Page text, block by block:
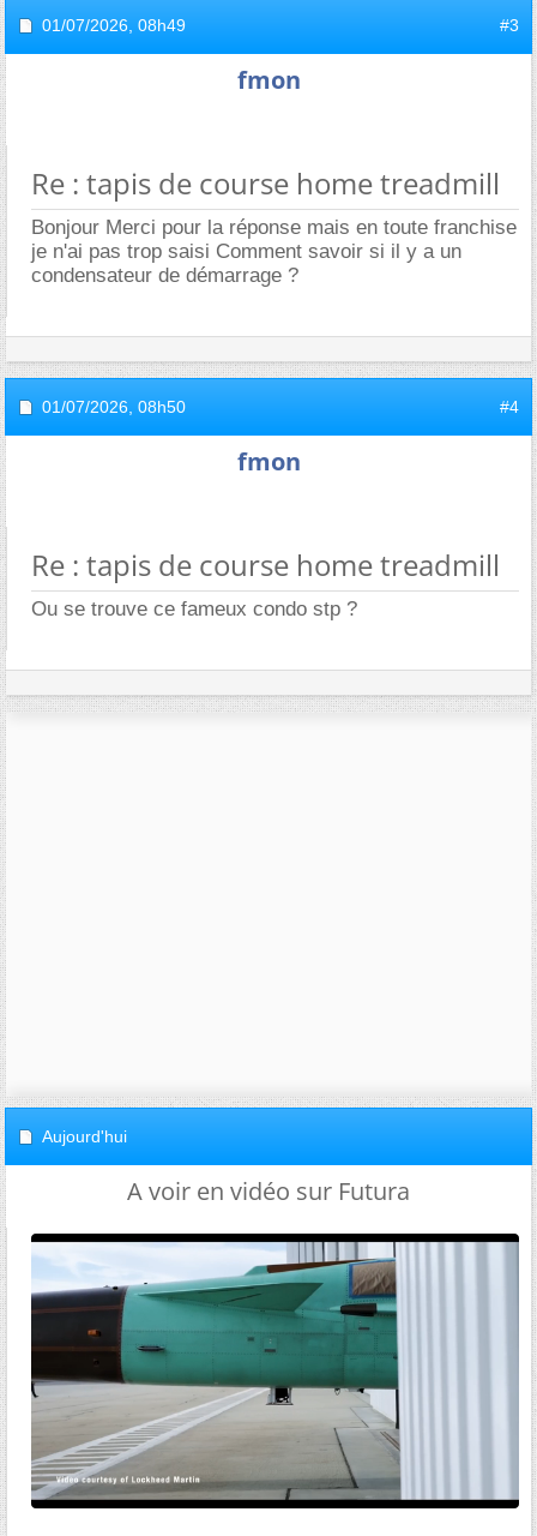
01/07/2026, 08h49 #3
fmon
Re : tapis de course home treadmill
Bonjour Merci pour la réponse mais en toute franchise
je n'ai pas trop saisi Comment savoir si il y a un
condensateur de démarrage ?
01/07/2026, 08h50 #4
fmon
Re : tapis de course home treadmill
Ou se trouve ce fameux condo stp ?
Aujourd'hui
A voir en vidéo sur Futura